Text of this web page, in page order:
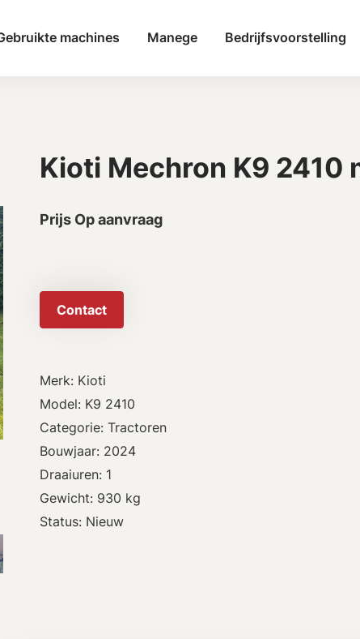
machines Manege Bedrijfsvoorstelling
Kioti Mechron K9 2410
Prijs Op aanvraag
Contact
Merk: Kioti
Model: K9 2410
Categorie: Tractoren
Bouwjaar: 2024
Draaiuren: 1
Gewicht: 930 kg
Status: Nieuw